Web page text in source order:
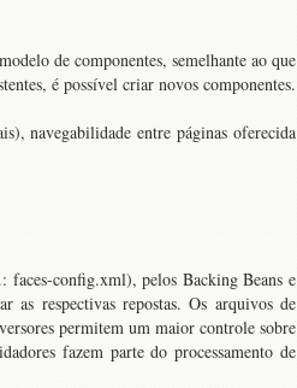
de componentes, semelhante ao que
é possível criar novos componentes.
navegabilidade entre páginas oferecida
faces-config.xml), pelos Backing Beans e
as respectivas repostas. Os arquivos de
permitem um maior controle sobre
fazem parte do processamento de